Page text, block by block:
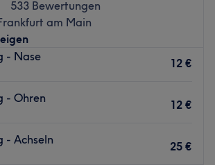
533 Bewertungen
am Main
- Nase
12 €
- Ohren
12 €
- Achseln
25 €